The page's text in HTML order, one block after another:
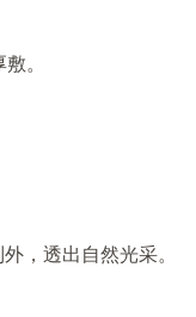
。
，透出自然光采。